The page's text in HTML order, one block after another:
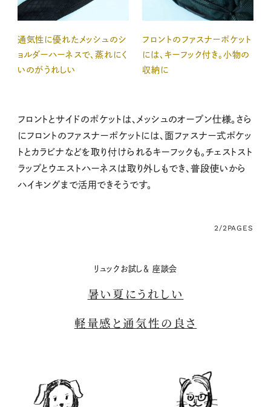
通気性に優れたメッシュのシ
ョルダーハーネスで、蒸れにく
いのがうれしい
フロントのファスナーポケット
には、キーフック付き。小物の
収納に
フロントとサイドのポケットは、メッシュのオープン仕様。さら
にフロントのファスナーポケットには、面ファスナー式ポケッ
トとカラビナなどを取り付けられるキーフックも。チェストスト
ラップとウエストハーネスは取り外しもでき、普段使いから
ハイキングまで活用できそうです。
2/2PAGES
リュックお試し＆ 座談会
暑い夏にうれしい
軽量感と通気性の良さ